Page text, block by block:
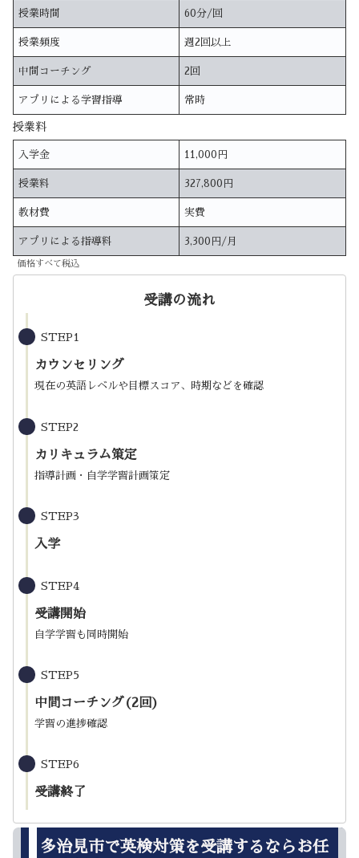
授業時間 60分/回
授業頻度 週2回以上
中間コーチング 2回
アプリによる学習指導 常時
授業料
入学金 11,000円
授業料 327,800円
教材費 実費
アプリによる指導料 3,300円/月
価格すべて税込
受講の流れ
STEP1
カウンセリング
現在の英語レベルや目標スコア、時期などを確認
STEP2
カリキュラム策定
指導計画・自学学習計画策定
STEP3
入学
STEP4
受講開始
自学学習も同時開始
STEP5
中間コーチング(2回)
学習の進捗確認
STEP6
受講終了
多治見市で英検対策を受講するならお任